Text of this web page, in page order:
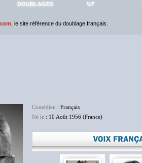
DOUBLAGES V.F
, le site référence du doublage français.
Comédien : Français
Né le : 10 Août 1956 (France)